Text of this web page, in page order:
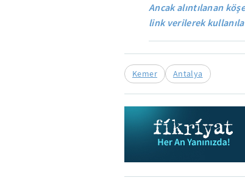
Ancak alıntılanan
link verilerek
Kemer Antalya